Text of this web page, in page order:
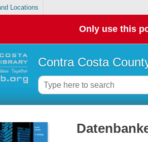
Locations
Only use this
Contra Costa